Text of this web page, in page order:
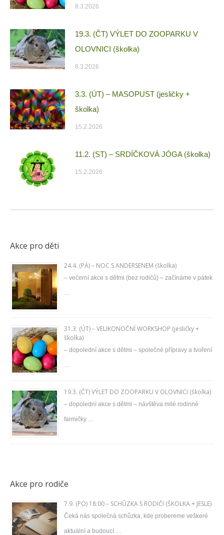
8.3.2026
19.3. (ČT) VÝLET DO ZOOPARKU V
OLOVNICI (školka)
8.3.2026
3.3. (ÚT) – MASOPUST (jesličky +
školka)
15.2.2026
11.2. (ST) – SRDÍČKOVÁ JÓGA (školka)
15.2.2026
Akce pro děti
24.4. (PÁ) – NOC S ANDERSENEM (školka)
– večerní akce s dětmi (bez rodičů) – začínáme v pátek
31.3. (ÚT) – VELIKONOČNÍ WORKSHOP (jesličky +
školka)
– dopolední akce s dětmi – společné přípravy a tvoření
19.3. (ČT) VÝLET DO ZOOPARKU V OLOVNICI (školka)
– dopolední akce s dětmi – návštěva milé rodinné
farmičky …
Akce pro rodiče
7.9. (PO) 18:00 – SCHŮZKA S RODIČI (ŠKOLKA + JESLE)
Čeká nás společná schůzka, kde probereme veškeré
aktuální a budoucí …